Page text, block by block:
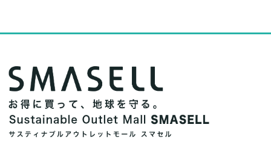
ショットでOK)
ます。
商品代: